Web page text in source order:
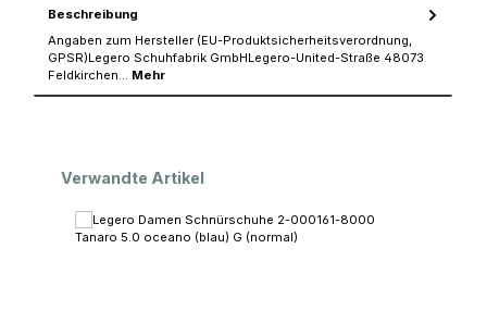
Beschreibung
Angaben zum Hersteller (EU-Produktsicherheitsverordnung,
GPSR)Legero Schuhfabrik GmbHLegero-United-Straße 48073
Feldkirchen… Mehr
Produktgalerie überspringen
Verwandte Artikel